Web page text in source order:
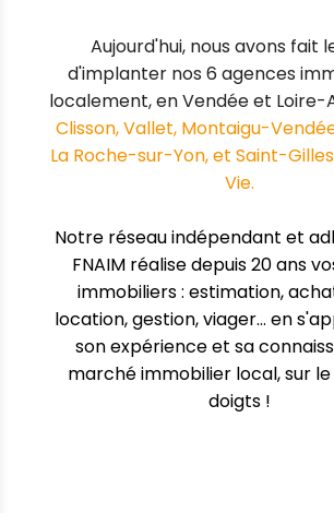
Aujourd'hui, nous avons fait
d'implanter nos 6 agences
localement, en Vendée et Loire-
Clisson, Vallet, Montaigu-
La Roche-sur-Yon, et Saint-
Vie.
Notre réseau indépendant et
FNAIM réalise depuis 20 ans
immobiliers : estimation,
location, gestion, viager... en
son expérience et sa
marché immobilier local, sur
doigts !